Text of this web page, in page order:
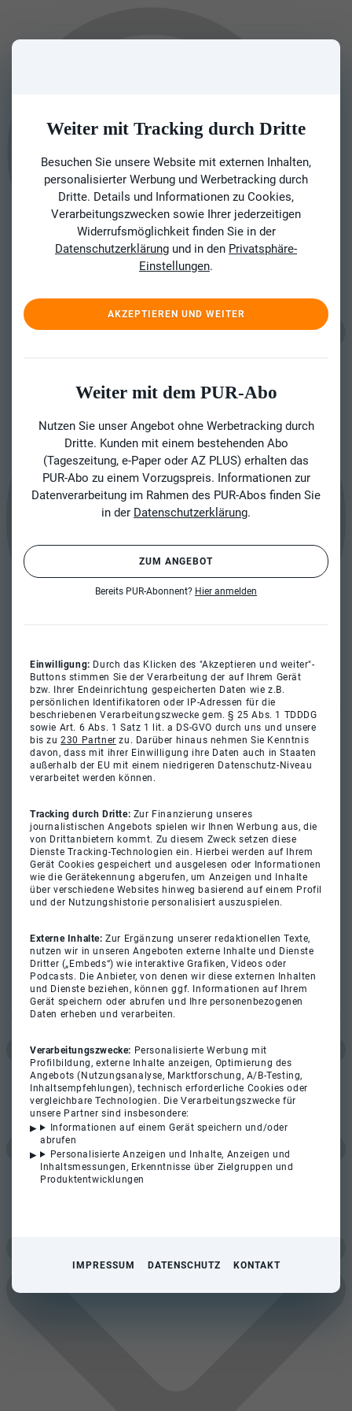
Weiter mit Tracking durch Dritte
Besuchen Sie unsere Website mit externen Inhalten,
personalisierter Werbung und Werbetracking durch
Dritte. Details und Informationen zu Cookies,
Verarbeitungszwecken sowie Ihrer jederzeitigen
Widerrufsmöglichkeit finden Sie in der
Datenschutzerklärung und in den Privatsphäre-
Einstellungen.
AKZEPTIEREN UND WEITER
Weiter mit dem PUR-Abo
Nutzen Sie unser Angebot ohne Werbetracking durch
Dritte. Kunden mit einem bestehenden Abo
(Tageszeitung, e-Paper oder AZ PLUS) erhalten das
PUR-Abo zu einem Vorzugspreis. Informationen zur
Datenverarbeitung im Rahmen des PUR-Abos finden Sie
in der Datenschutzerklärung.
ZUM ANGEBOT
Bereits PUR-Abonnent? Hier anmelden
Einwilligung: Durch das Klicken des "Akzeptieren und weiter"-
Buttons stimmen Sie der Verarbeitung der auf Ihrem Gerät
bzw. Ihrer Endeinrichtung gespeicherten Daten wie z.B.
persönlichen Identifikatoren oder IP-Adressen für die
beschriebenen Verarbeitungszwecke gem. § 25 Abs. 1 TDDDG
sowie Art. 6 Abs. 1 Satz 1 lit. a DS-GVO durch uns und unsere
bis zu230 Partner zu. Darüber hinaus nehmen Sie Kenntnis
davon, dass mit ihrer Einwilligung ihre Daten auch in Staaten
außerhalb der EU mit einem niedrigeren Datenschutz-Niveau
verarbeitet werden können.
Tracking durch Dritte: Zur Finanzierung unseres
journalistischen Angebots spielen wir Ihnen Werbung aus, die
von Drittanbietern kommt. Zu diesem Zweck setzen diese
Dienste Tracking-Technologien ein. Hierbei werden auf Ihrem
Gerät Cookies gespeichert und ausgelesen oder Informationen
wie die Gerätekennung abgerufen, um Anzeigen und Inhalte
über verschiedene Websites hinweg basierend auf einem Profil
und der Nutzungshistorie personalisiert auszuspielen.
Externe Inhalte:Zur Ergänzung unserer redaktionellen Texte,
nutzen wir in unseren Angeboten externe Inhalte und Dienste
Dritter („Embeds“) wie interaktive Grafiken, Videos oder
Podcasts. Die Anbieter, von denen wir diese externen Inhalten
und Dienste beziehen, können ggf. Informationen auf Ihrem
Gerät speichern oder abrufen und Ihre personenbezogenen
Daten erheben und verarbeiten.
Verarbeitungszwecke: Personalisierte Werbung mit
Profilbildung, externe Inhalte anzeigen, Optimierung des
Angebots (Nutzungsanalyse, Marktforschung, A/B-Testing,
Inhaltsempfehlungen), technisch erforderliche Cookies oder
vergleichbare Technologien. Die Verarbeitungszwecke für
unsere Partner sind insbesondere:
Informationen auf einem Gerät speichern und/oder
abrufen
Personalisierte Anzeigen und Inhalte, Anzeigen und
Inhaltsmessungen, Erkenntnisse über Zielgruppen und
Produktentwicklungen
IMPRESSUM DATENSCHUTZ KONTAKT